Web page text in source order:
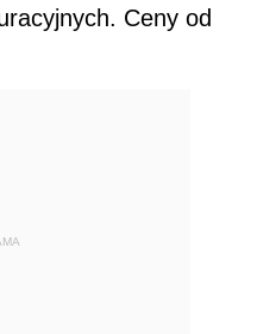
Ceny od